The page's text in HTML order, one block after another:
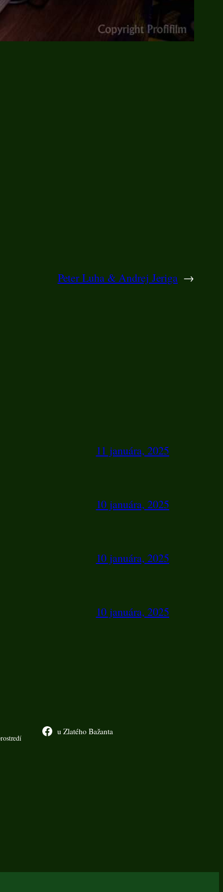
Peter Luha & Andrej Jeriga →
11 januára, 2025
10 januára, 2025
10 januára, 2025
10 januára, 2025
u Zlatého Bažanta